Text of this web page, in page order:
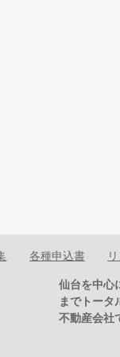
各種申込書
仙台を中心
までトータ
不動産会社